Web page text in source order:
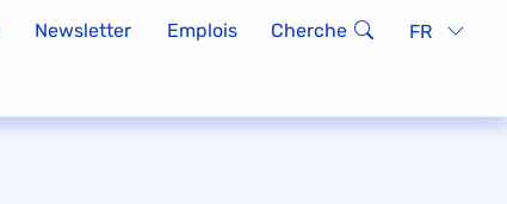
Newsletter Emplois Cherche FR